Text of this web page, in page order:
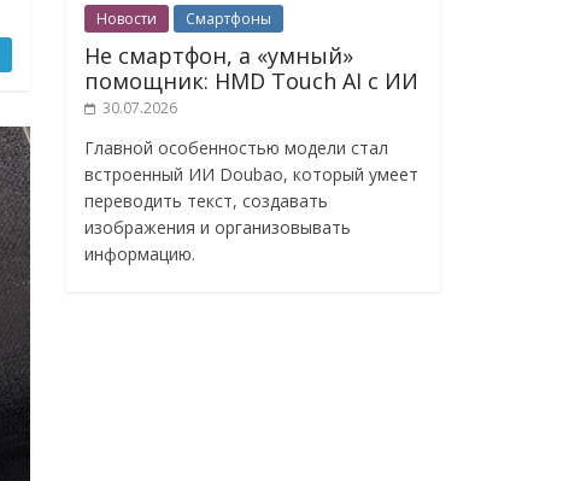
Новости Смартфоны
Не смартфон, а «умный»
помощник: HMD Touch AI с ИИ
30.07.2026
Главной особенностью модели стал
встроенный ИИ Doubao, который умеет
переводить текст, создавать
изображения и организовывать
информацию.